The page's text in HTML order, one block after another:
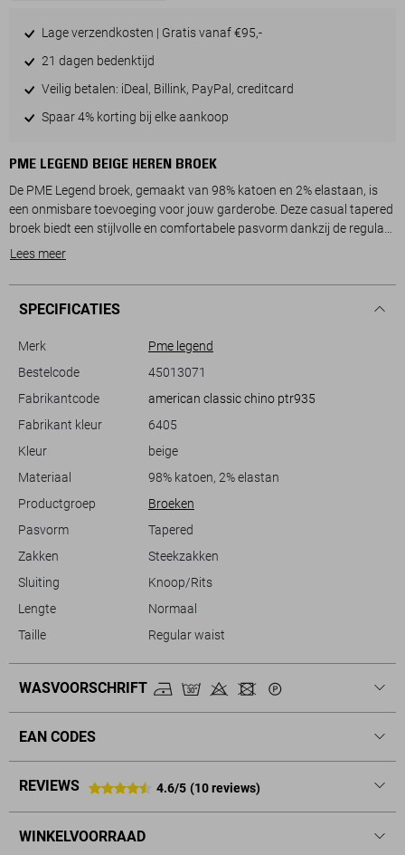
Lage verzendkosten | Gratis vanaf €95,-
21 dagen bedenktijd
Veilig betalen: iDeal, Billink, PayPal, creditcard
Spaar 4% korting bij elke aankoop
PME LEGEND BEIGE HEREN BROEK
De PME Legend broek, gemaakt van 98% katoen en 2% elastaan, is
een onmisbare toevoeging voor jouw garderobe. Deze casual tapered
broek biedt een stijlvolle en comfortabele pasvorm dankzij de regular
waist en het gebruik van hoogwaardige materialen. De broek is
verschillende stijlen, waardoor het een perfecte keuze is voor een
veelzijdige outfit. Met steekzakken aan de voorzijde creëer je een
De broek sluit met een knoop en rits, wat bijdraagt aan de strakke
informele afspraak, of een gezellige avond met vrienden plant, deze
broek biedt de perfecte balans tussen casual en gekleed. Combineer
hem met een nette trui of een nonchalant overhemd om je look
comfort, maar ook een tijdloze stijl.
Lees meer
SPECIFICATIES
Merk
Pme legend
Bestelcode
45013071
Fabrikantcode
american classic chino ptr935
Fabrikant kleur
6405
Kleur
beige
Materiaal
98% katoen, 2% elastan
Productgroep
Broeken
Pasvorm
Tapered
Zakken
Steekzakken
Sluiting
Knoop/Rits
Lengte
Normaal
Taille
Regular waist
WASVOORSCHRIFT
EAN CODES
REVIEWS 4.6/5 (10 reviews)
WINKELVOORRAAD